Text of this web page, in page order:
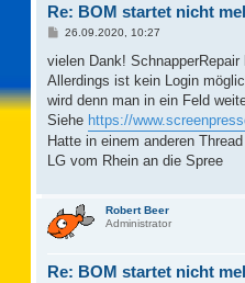
Re: BOM startet nicht
B
i
r
a
26.09.2020, 10:27
vielen Dank!
Allerdings ist kein Login
wird denn man in ein Feld
Siehe https://
Hatte in einem anderen
LG vom Rhein an die Spree
Robert Beer
Administrator
Re: BOM startet nicht